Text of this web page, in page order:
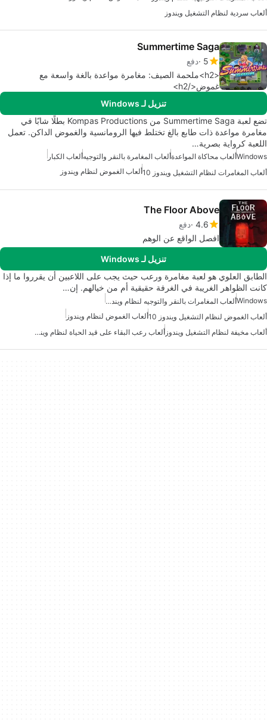
ألعاب سردية لنظام التشغيل ويندوز
Summertime Saga
5 دفع
<h2>ملحمة الصيف: مغامرة مواعدة بالغة واسعة مع
غموض</h2>
تنزيل لـ Windows
تضع لعبة Summertime Saga من Kompas Productions بطلًا شابًا في
مغامرة مواعدة ذات طابع بالغ تختلط فيها الرومانسية والغموض الداكن. تعمل
اللعبة كرواية بصرية…
Windowsألعاب محاكاة المواعدةألعاب المغامرة بالنقر والتوجيهألعاب الكبار
ألعاب المغامرات لنظام التشغيل ويندوز 10
ألعاب الغموض لنظام ويندوز
The Floor Above
4.6 دفع
افصل الواقع عن الوهم
تنزيل لـ Windows
الطابق العلوي هو لعبة مغامرة ورعب حيث يجب على اللاعبين أن يقرروا ما إذا
كانت الظواهر الغريبة في الغرفة حقيقية أم من خيالهم. إن…
Windows
ألعاب المغامرات بالنقر والتوجيه لنظام ويندوز
ألعاب الغموض لنظام التشغيل ويندوز 10
ألعاب الغموض لنظام ويندوز
ألعاب مخيفة لنظام التشغيل ويندوز
ألعاب رعب البقاء على قيد الحياة لنظام ويندوز